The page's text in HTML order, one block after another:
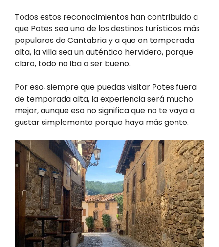
Todos estos reconocimientos han contribuido a
que Potes sea uno de los destinos turísticos más
populares de Cantabria y a que en temporada
alta, la villa sea un auténtico hervidero, porque
claro, todo no iba a ser bueno.
Por eso, siempre que puedas visitar Potes fuera
de temporada alta, la experiencia será mucho
mejor, aunque eso no significa que no te vaya a
gustar simplemente porque haya más gente.